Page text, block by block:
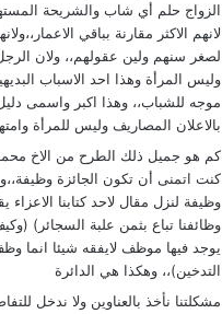
الزواج حلم أي شاب والشريحة
لانهم الاكثر مقارنة بباقي
لصغر سنهم ولين عقولهم،، ولان
وليس المرأة وهذا احد الاسباب
موجه للشباب،، وهذا اكبر واسمى
بالاعلان المصاريف وليس للمرأة
كم هو جميل ذلك الطرح من الاخ
كنت اتمنى أن تكون الجائزة
وظيفة لنزل مقال لاحد كتابنا
وظائفنا تباع بثمن علبة السجائر)
يوجد فيها موظف لايفقه شيئا انما
التدخين)،، وهكذا هي الدائرة
مشكلتنا نأخذ بالعناوين ولا ندخل